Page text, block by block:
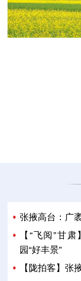
张掖高台：广
【“飞阅”甘
园“好丰景”
【陇拍客】张